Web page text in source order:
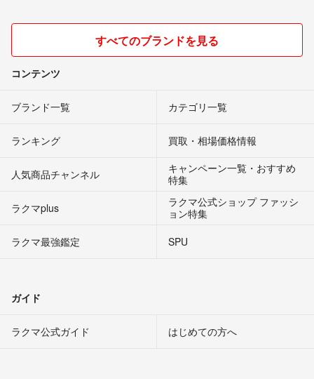
すべてのブランドを見る
コンテンツ
ブランド一覧 カテゴリ一覧
ランキング 買取・相場価格情報
人気商品チャンネル
キャンペーン一覧・おすすめ
特集
ラクマplus
ラクマ公式ショップ ファッシ
ョン特集
ラクマ最強鑑定
SPU
ガイド
ラクマ公式ガイド はじめての方へ